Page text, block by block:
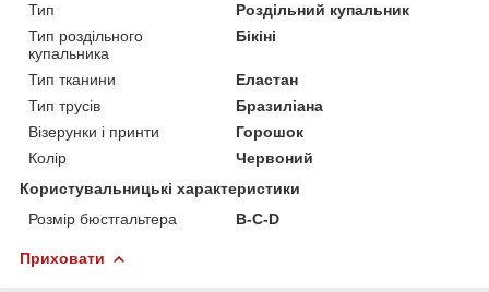
Тип
Роздільний купальник
Тип роздільного
купальника
Бікіні
Тип тканини
Еластан
Тип трусів
Бразиліана
Візерунки і принти
Горошок
Колір
Червоний
Користувальницькі характеристики
Розмір бюстгальтера
В-С-D
Приховати